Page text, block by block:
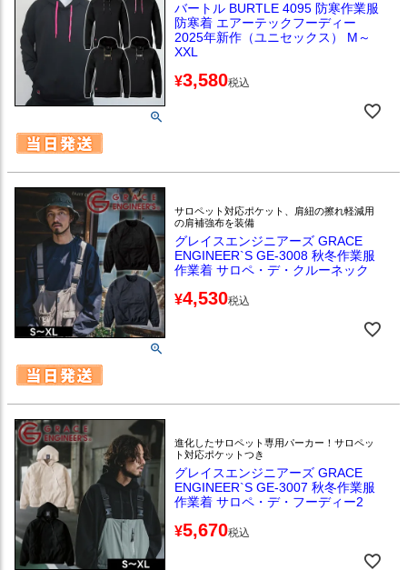
バートル BURTLE 4095 防寒作業服
防寒着 エアーテックフーディー
2025年新作（ユニセックス） M～
XXL
¥3,580税込
サロペット対応ポケット、肩紐の擦れ軽減用
の肩補強布を装備
グレイスエンジニアーズ GRACE
ENGINEER`S GE-3008 秋冬作業服
作業着 サロペ・デ・クルーネック
¥4,530税込
進化したサロペット専用パーカー！サロペッ
ト対応ポケットつき
グレイスエンジニアーズ GRACE
ENGINEER`S GE-3007 秋冬作業服
作業着 サロペ・デ・フーディー2
¥5,670税込